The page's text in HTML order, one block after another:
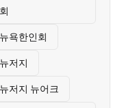
회
뉴욕한인회
뉴저지
뉴저지 뉴어크